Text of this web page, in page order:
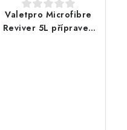
Valetpro Microfibre
Reviver 5L přípravek